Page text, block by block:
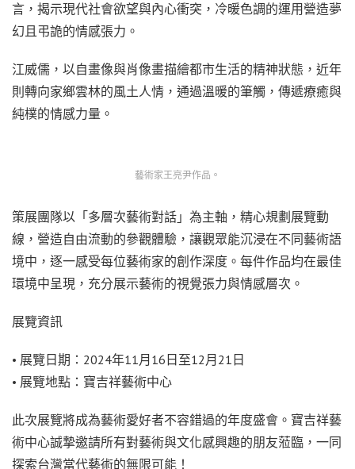
言，揭示現代社會欲望與內心衝突，冷暖色調的運用營造夢
幻且弔詭的情感張力。
江威儒，以自畫像與肖像畫描繪都市生活的精神狀態，近年
則轉向家鄉雲林的風土人情，通過溫暖的筆觸，傳遞療癒與
純樸的情感力量。
藝術家王亮尹作品。
策展團隊以「多層次藝術對話」為主軸，精心規劃展覽動
線，營造自由流動的參觀體驗，讓觀眾能沉浸在不同藝術語
境中，逐一感受每位藝術家的創作深度。每件作品均在最佳
環境中呈現，充分展示藝術的視覺張力與情感層次。
展覽資訊
• 展覽日期：2024年11月16日至12月21日
• 展覽地點：寶吉祥藝術中心
此次展覽將成為藝術愛好者不容錯過的年度盛會。寶吉祥藝
術中心誠摯邀請所有對藝術與文化感興趣的朋友蒞臨，一同
探索台灣當代藝術的無限可能！